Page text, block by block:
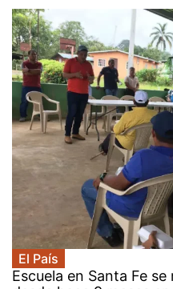
El País
Escuela en Santa Fe